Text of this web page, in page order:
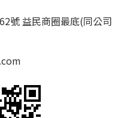
號 益民商圈最底(同公司